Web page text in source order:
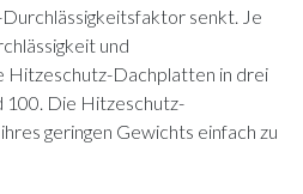
senkt. Je
und
Hitzeschutz-Dachplatten in drei
100. Die Hitzeschutz-
geringen Gewichts einfach zu